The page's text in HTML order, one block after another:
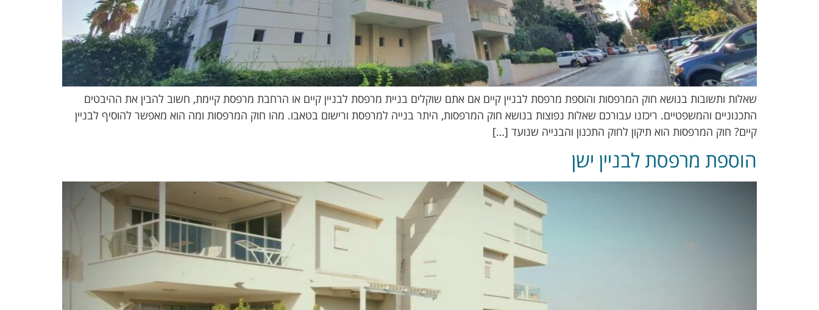
שאלות ותשובות בנושא חוק המרפסות והוספת מרפסת לבניין קיים אם אתם שוקלים בניית מרפסת לבניין קיים או הרחבת מרפסת קיימת, חשוב להבין את ההיבטים
התכנוניים והמשפטיים. ריכזנו עבורכם שאלות נפוצות בנושא חוק המרפסות, היתר בנייה למרפסת ורישום בטאבו. מהו חוק המרפסות ומה הוא מאפשר להוסיף לבניין
קיים? חוק המרפסות הוא תיקון לחוק התכנון והבנייה שנועד […]
הוספת מרפסת לבניין ישן